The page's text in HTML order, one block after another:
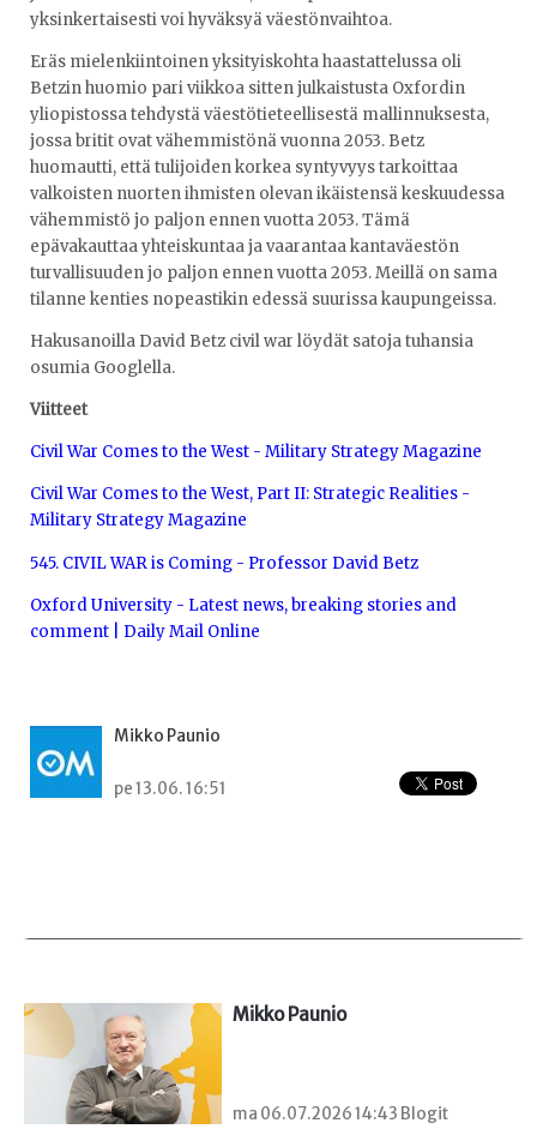
yksinkertaisesti voi hyväksyä väestönvaihtoa.
Eräs mielenkiintoinen yksityiskohta haastattelussa oli
Betzin huomio pari viikkoa sitten julkaistusta Oxfordin
yliopistossa tehdystä väestötieteellisestä mallinnuksesta,
jossa britit ovat vähemmistönä vuonna 2053. Betz
huomautti, että tulijoiden korkea syntyvyys tarkoittaa
valkoisten nuorten ihmisten olevan ikäistensä keskuudessa
vähemmistö jo paljon ennen vuotta 2053. Tämä
epävakauttaa yhteiskuntaa ja vaarantaa kantaväestön
turvallisuuden jo paljon ennen vuotta 2053. Meillä on sama
tilanne kenties nopeastikin edessä suurissa kaupungeissa.
Hakusanoilla David Betz civil war löydät satoja tuhansia
osumia Googlella.
Viitteet
Civil War Comes to the West - Military Strategy Magazine
Civil War Comes to the West, Part II: Strategic Realities -
Military Strategy Magazine
545. CIVIL WAR is Coming - Professor David Betz
Oxford University - Latest news, breaking stories and
comment | Daily Mail Online
Mikko Paunio
pe 13.06. 16:51
Mikko Paunio
ma 06.07.2026 14:43 Blogit